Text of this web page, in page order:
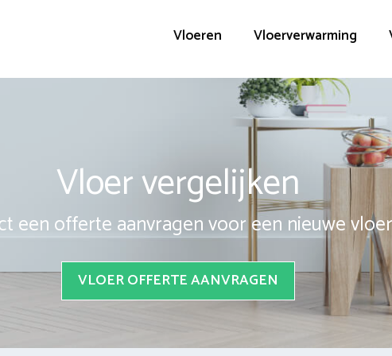
Vloeren Vloerverwarming
Vloer vergelijken
een offerte aanvragen voor een nieuwe vloer
VLOER OFFERTE AANVRAGEN